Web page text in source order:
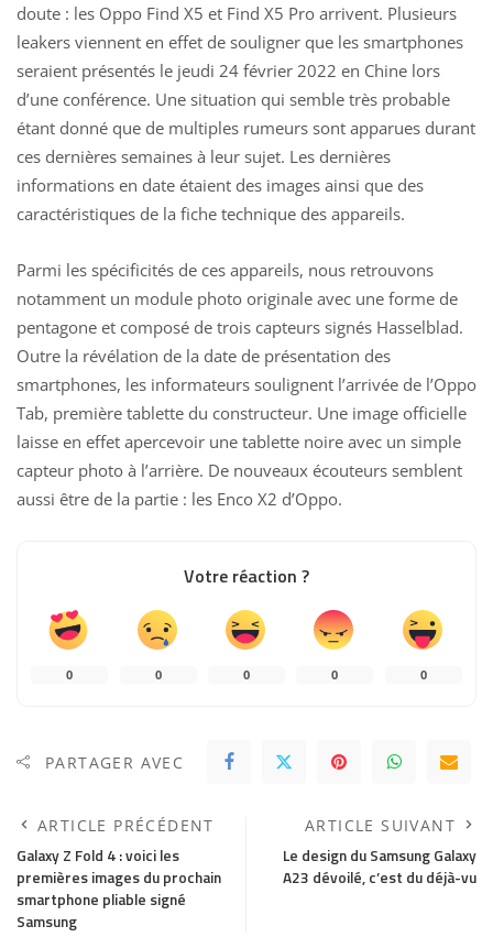
doute : les Oppo Find X5 et Find X5 Pro arrivent. Plusieurs
leakers viennent en effet de souligner que les smartphones
seraient présentés le jeudi 24 février 2022 en Chine lors
d’une conférence. Une situation qui semble très probable
étant donné que de multiples rumeurs sont apparues durant
ces dernières semaines à leur sujet. Les dernières
informations en date étaient des images ainsi que des
caractéristiques de la fiche technique des appareils.
Parmi les spécificités de ces appareils, nous retrouvons
notamment un module photo originale avec une forme de
pentagone et composé de trois capteurs signés Hasselblad.
Outre la révélation de la date de présentation des
smartphones, les informateurs soulignent l’arrivée de l’Oppo
Tab, première tablette du constructeur. Une image officielle
laisse en effet apercevoir une tablette noire avec un simple
capteur photo à l’arrière. De nouveaux écouteurs semblent
aussi être de la partie : les Enco X2 d’Oppo.
Votre réaction ?
0 0 0 0 0
PARTAGER AVEC
ARTICLE PRÉCÉDENT
Galaxy Z Fold 4 : voici les
premières images du prochain
smartphone pliable signé
Samsung
ARTICLE SUIVANT
Le design du Samsung Galaxy
A23 dévoilé, c’est du déjà-vu